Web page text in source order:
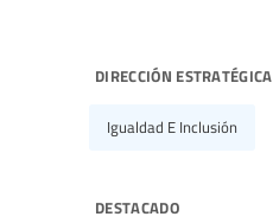
dirección estratégica
Igualdad E Inclusión
destacado